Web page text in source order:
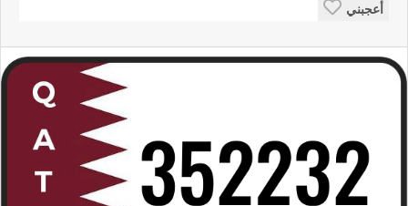
أعجبني